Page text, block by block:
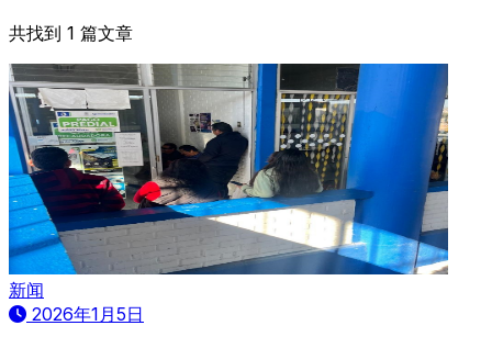
共找到 1 篇文章
新闻
2026年1月5日